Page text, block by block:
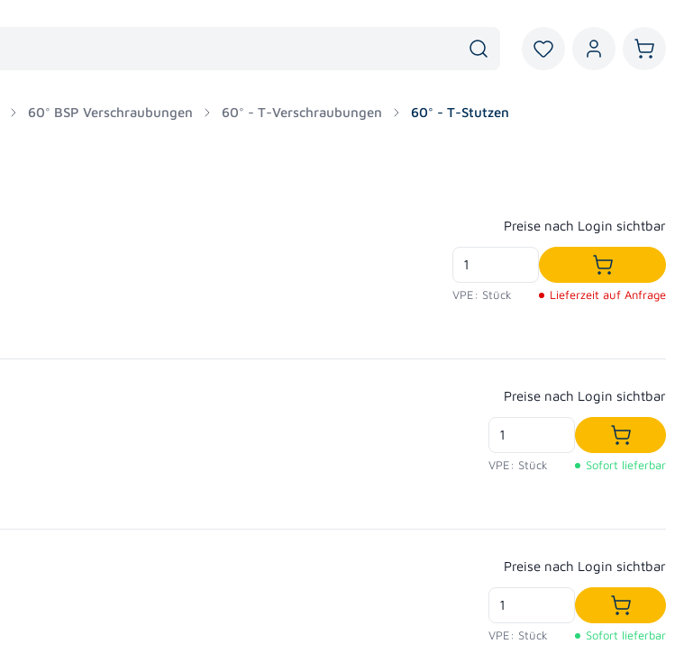
Du hast 0 Produkte
60° BSP Verschraubungen 60° - T-Verschraubungen 60° - T-Stutzen
Regulärer Preis:
Preise nach Login sichtbar
VPE: Stück
In den
Lieferzeit auf Anfrage
Regulärer Preis:
Preise nach Login sichtbar
VPE: Stück
In den
Sofort lieferbar
Regulärer Preis:
Preise nach Login sichtbar
VPE: Stück
In den
Sofort lieferbar